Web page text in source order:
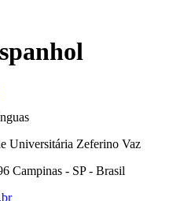
Universitária Zeferino Vaz
Campinas - SP - Brasil